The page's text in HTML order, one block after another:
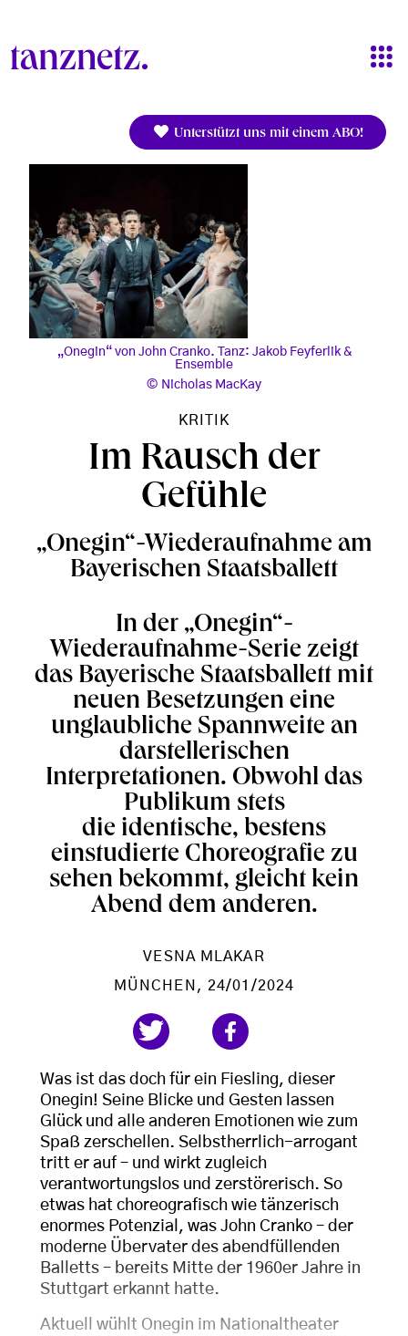
Unterstützt uns mit einem ABO!
„Onegin“ von John Cranko. Tanz: Jakob Feyferlik &
Ensemble
Nicholas MacKay
KRITIK
Im Rausch der
Gefühle
„Onegin“-Wiederaufnahme am
Bayerischen Staatsballett
In der „Onegin“-
Wiederaufnahme-Serie zeigt
das Bayerische Staatsballett mit
neuen Besetzungen eine
unglaubliche Spannweite an
darstellerischen
Interpretationen. Obwohl das
Publikum stets
die identische, bestens
einstudierte Choreografie zu
sehen bekommt, gleicht kein
Abend dem anderen.
VESNA MLAKAR
MÜNCHEN , 24/01/2024
Was ist das doch für ein Fiesling, dieser
Onegin! Seine Blicke und Gesten lassen
Glück und alle anderen Emotionen wie zum
Spaß zerschellen. Selbstherrlich-arrogant
tritt er auf – und wirkt zugleich
verantwortungslos und zerstörerisch. So
etwas hat choreografisch wie tänzerisch
enormes Potenzial, was John Cranko – der
moderne Übervater des abendfüllenden
Balletts – bereits Mitte der 1960er Jahre in
Stuttgart erkannt hatte.
Aktuell wühlt Onegin im Nationaltheater